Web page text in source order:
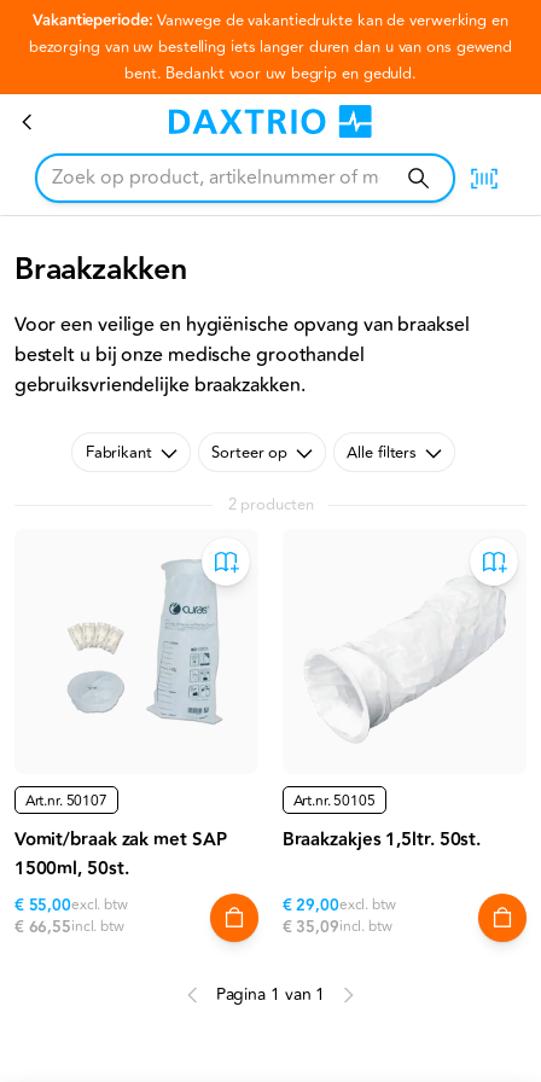
Ga naar hoofdinhoud
Vakantieperiode: Vanwege de vakantiedrukte kan de verwerking en
bezorging van uw bestelling iets langer duren dan u van ons gewend
bent. Bedankt voor uw begrip en geduld.
Braakzakken
Braakzakken
Voor een veilige en hygiënische opvang van braaksel
bestelt u bij onze medische groothandel
gebruiksvriendelijke braakzakken.
Fabrikant Sorteer op Alle filters
2 producten
Art.nr.50107
Vomit/braak zak met SAP
1500ml, 50st.
€ 55,00excl. btw
€ 66,55incl. btw
Art.nr.50105
Braakzakjes 1,5ltr. 50st.
€ 29,00excl. btw
€ 35,09incl. btw
Pagina 1 van 1